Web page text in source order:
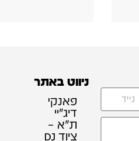
ניווט באתר
פאנקי
דיג׳יי
ת"א –
ציוד DJ